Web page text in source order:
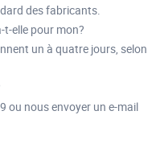
des fabricants.
elle pour mon?
un à quatre jours, selon
ou nous envoyer un e-mail